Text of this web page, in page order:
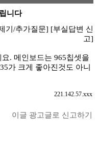
니다
기/추가질문] [부실답변 신
고]
. 메인보드는 965칩셋을
가 크게 좋아진것도 아니
221.142.57.xxx
이글 광고글로 신고하기